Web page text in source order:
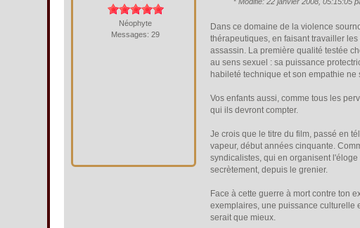
Néophyte
Messages: 29
Dans ce domaine de la violence
thérapeutiques, en faisant travailler
assassin. La première qualité testée
au sens sexuel : sa puissance
habileté technique et son empathie ne
Vos enfants aussi, comme tous les
qui ils devront compter.
Je crois que le titre du film, passé en
vapeur, début années cinquante.
syndicalistes, qui en organisent
secrètement, depuis le grenier.
Face à cette guerre à mort contre ton
exemplaires, une puissance culturelle
serait que mieux.